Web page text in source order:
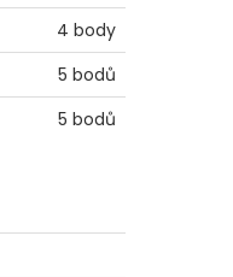
4 body
5 bodů
5 bodů